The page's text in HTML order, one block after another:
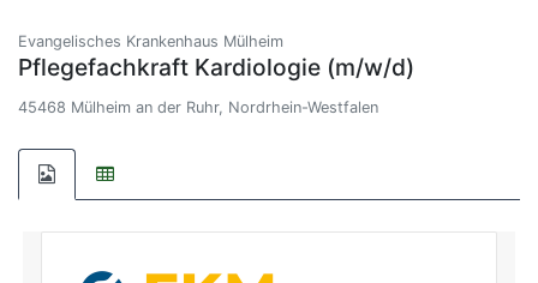
Evangelisches Krankenhaus Mülheim
Pflegefachkraft Kardiologie (m/w/d)
45468 Mülheim an der Ruhr, Nordrhein-Westfalen